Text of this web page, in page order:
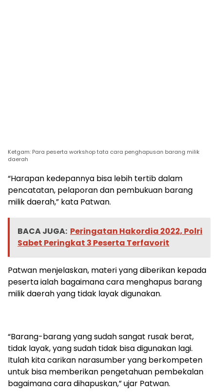
Ketgam: Para peserta workshop tata cara penghapusan barang milik
daerah
“Harapan kedepannya bisa lebih tertib dalam
pencatatan, pelaporan dan pembukuan barang
milik daerah,” kata Patwan.
BACA JUGA: Peringatan Hakordia 2022, Polri
Sabet Peringkat 3 Peserta Terfavorit
Patwan menjelaskan, materi yang diberikan kepada
peserta ialah bagaimana cara menghapus barang
milik daerah yang tidak layak digunakan.
“Barang-barang yang sudah sangat rusak berat,
tidak layak, yang sudah tidak bisa digunakan lagi.
Itulah kita carikan narasumber yang berkompeten
untuk bisa memberikan pengetahuan pembekalan
bagaimana cara dihapuskan,” ujar Patwan.